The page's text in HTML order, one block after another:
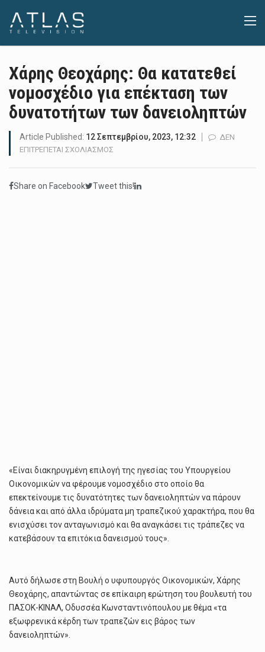
Χάρης Θεοχάρης: Θα κατατεθεί
νομοσχέδιο για επέκταση των
δυνατοτήτων των δανειοληπτών
Article Published: 12 Σεπτεμβρίου, 2023, 12:32
ΔΕΝ
ΕΠΙΤΡΈΠΕΤΑΙ ΣΧΟΛΙΑΣΜΌΣ
ΘΑ
Share on Facebook Tweet this!
«Είναι διακηρυγμένη επιλογή της ηγεσίας του Υπουργείου
Οικονομικών να φέρουμε νομοσχέδιο στο οποίο θα
επεκτείνουμε τις δυνατότητες των δανειοληπτών να πάρουν
δάνεια και από άλλα ιδρύματα μη τραπεζικού χαρακτήρα, που θα
ενισχύσει τον ανταγωνισμό και θα αναγκάσει τις τράπεζες να
κατεβάσουν τα επιτόκια δανεισμού τους».
Αυτό δήλωσε στη Βουλή ο υφυπουργός Οικονομικών, Χάρης
Θεοχάρης, απαντώντας σε επίκαιρη ερώτηση του βουλευτή του
ΠΑΣΟΚ-ΚΙΝΑΛ, Οδυσσέα Κωνσταντινόπουλου με θέμα «τα
εξωφρενικά κέρδη των τραπεζών εις βάρος των
δανειοληπτών».